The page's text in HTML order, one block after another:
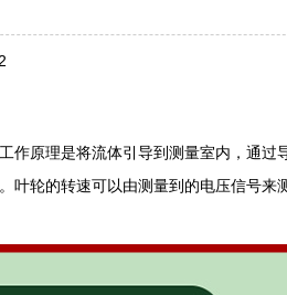
作原理是将流体引导到测量室内，通过
叶轮的转速可以由测量到的电压信号来